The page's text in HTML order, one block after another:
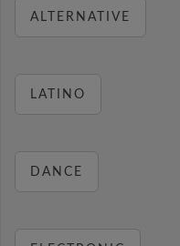
ALTERNATIVE
LATINO
DANCE